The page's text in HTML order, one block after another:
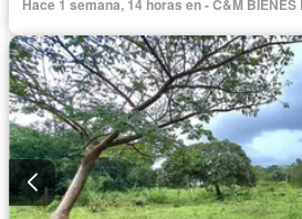
Hace 1 semana, 14 horas en - C&M BIENES